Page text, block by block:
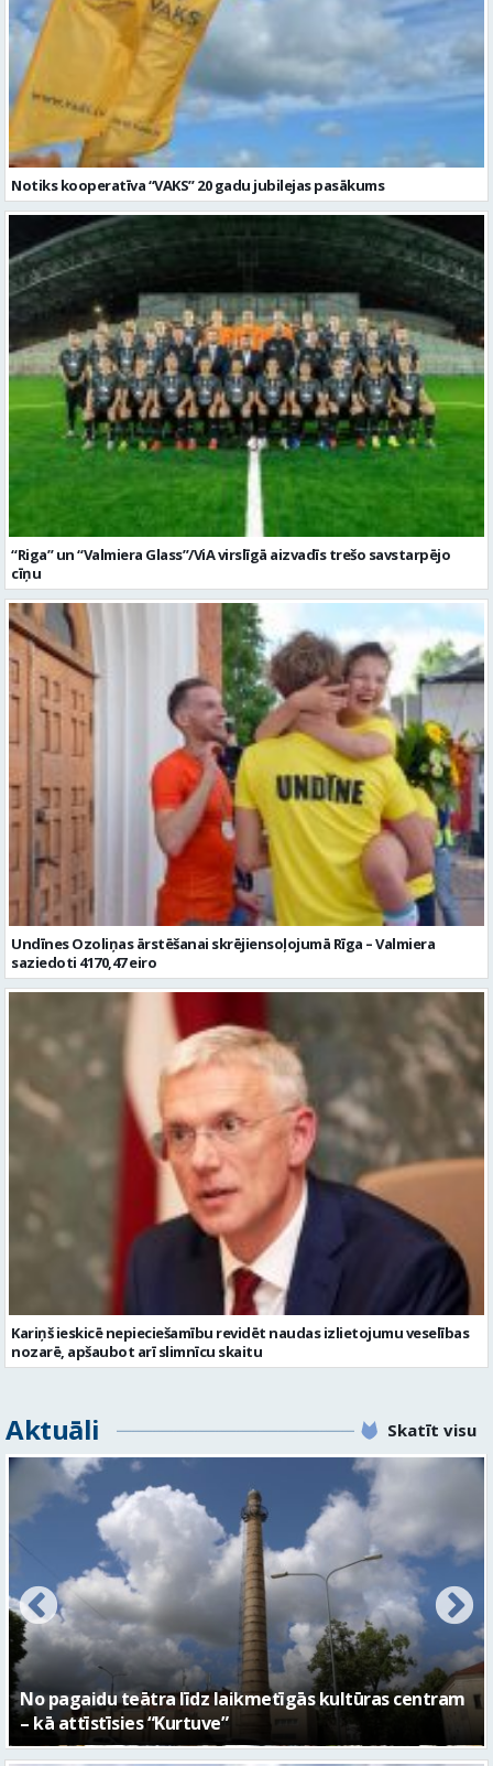
Notiks kooperatīva “VAKS” 20 gadu jubilejas pasākums
“Riga” un “Valmiera Glass”/ViA virslīgā aizvadīs trešo savstarpējo
cīņu
Undīnes Ozoliņas ārstēšanai skrējiensoļojumā Rīga – Valmiera
saziedoti 4170,47 eiro
Kariņš ieskicē nepieciešamību revidēt naudas izlietojumu veselības
nozarē, apšaubot arī slimnīcu skaitu
Aktuāli Skatīt visu
FOTO: Ar daudzveidīgiem notikumiem aizvadīta
Valmieras 743. dzimšanas diena